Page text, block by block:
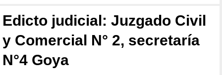
Edicto judicial: Juzgado Civil
y Comercial N° 2, secretaría
N°4 Goya